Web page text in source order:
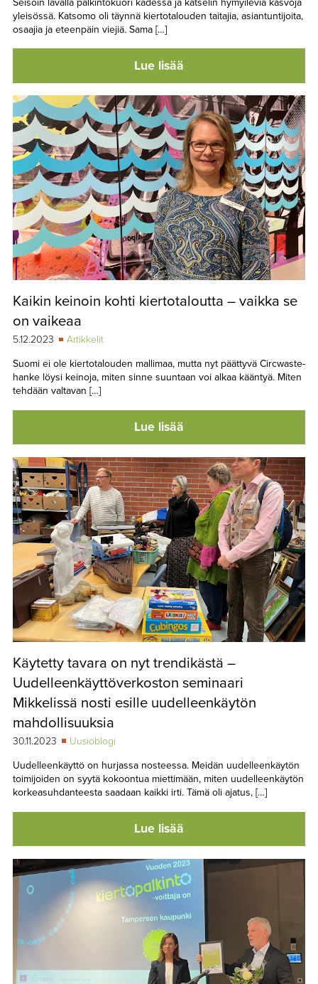
yleisössä. Katsomo oli täynnä kiertotalouden taitajia, asiantuntijoita,
osaajia ja eteenpäin viejiä. Sama […]
Lue lisää
Kaikin keinoin kohti kiertotaloutta – vaikka se
on vaikeaa
5.12.2023
Artikkelit
Suomi ei ole kiertotalouden mallimaa, mutta nyt päättyvä Circwaste-
hanke löysi keinoja, miten sinne suuntaan voi alkaa kääntyä. Miten
tehdään valtavan […]
Lue lisää
Käytetty tavara on nyt trendikästä –
Uudelleenkäyttöverkoston seminaari
Mikkelissä nosti esille uudelleenkäytön
mahdollisuuksia
30.11.2023
Uusioblogi
Uudelleenkäyttö on hurjassa nosteessa. Meidän uudelleenkäytön
toimijoiden on syytä kokoontua miettimään, miten uudelleenkäytön
korkeasuhdanteesta saadaan kaikki irti. Tämä oli ajatus, […]
Lue lisää